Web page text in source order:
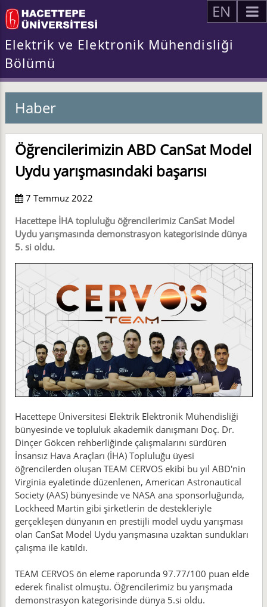
EN
Elektrik ve Elektronik Mühendisliği
Bölümü
Haber
Öğrencilerimizin ABD CanSat Model
Uydu yarışmasındaki başarısı
7 Temmuz 2022
Hacettepe İHA topluluğu öğrencilerimiz CanSat Model
Uydu yarışmasında demonstrasyon kategorisinde dünya
5. si oldu.
Hacettepe Üniversitesi Elektrik Elektronik Mühendisliği
bünyesinde ve topluluk akademik danışmanı Doç. Dr.
Dinçer Gökcen rehberliğinde çalışmalarını sürdüren
İnsansız Hava Araçları (İHA) Topluluğu üyesi
öğrencilerden oluşan TEAM CERVOS ekibi bu yıl ABD'nin
Virginia eyaletinde düzenlenen, American Astronautical
Society (AAS) bünyesinde ve NASA ana sponsorluğunda,
Lockheed Martin gibi şirketlerin de destekleriyle
gerçekleşen dünyanın en prestijli model uydu yarışması
olan CanSat Model Uydu yarışmasına uzaktan sundukları
çalışma ile katıldı.
TEAM CERVOS ön eleme raporunda 97.77/100 puan elde
ederek finalist olmuştu. Öğrencilerimiz bu yarışmada
demonstrasyon kategorisinde dünya 5.si oldu.